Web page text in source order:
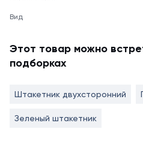
Вид
Этот товар можно
подборках
Штакетник двухсторонний
Зеленый штакетник